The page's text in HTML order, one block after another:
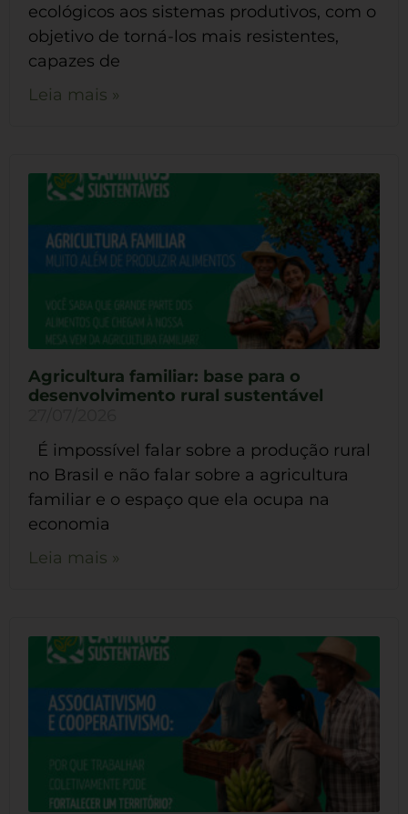
ecológicos aos sistemas produtivos, com o
objetivo de torná-los mais resistentes,
capazes de
Leia mais »
Agricultura familiar: base para o
desenvolvimento rural sustentável
É impossível falar sobre a produção rural
no Brasil e não falar sobre a agricultura
familiar e o espaço que ela ocupa na
economia
Leia mais »